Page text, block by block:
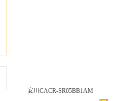
安川CACR-SR05BB1AM